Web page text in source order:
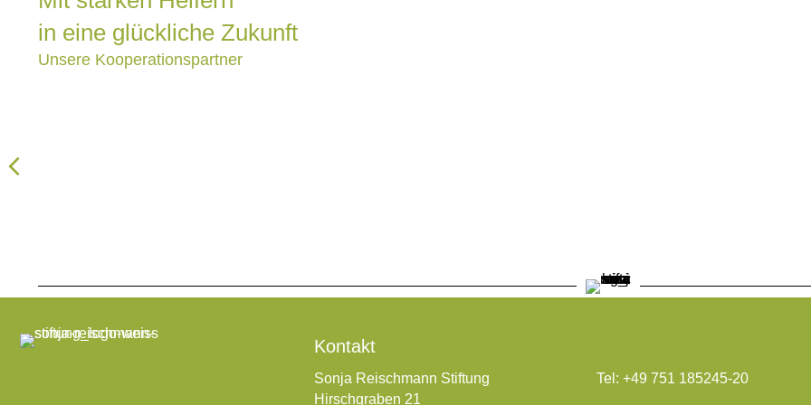
in eine glückliche Zukunft
Unsere Kooperationspartner
Previous
Kontakt
Sonja Reischmann Stiftung
Hirschgraben 21
Tel: +49 751 185245-20